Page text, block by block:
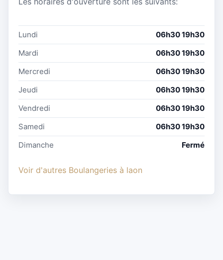
Lundi
06h30 19h30
Mardi
06h30 19h30
Mercredi
06h30 19h30
Jeudi
06h30 19h30
Vendredi
06h30 19h30
Samedi
06h30 19h30
Dimanche
Fermé
Voir d'autres Boulangeries à laon